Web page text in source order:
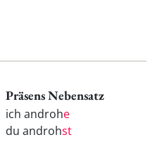
Präsens Nebensatz
ich androhe
du androhst